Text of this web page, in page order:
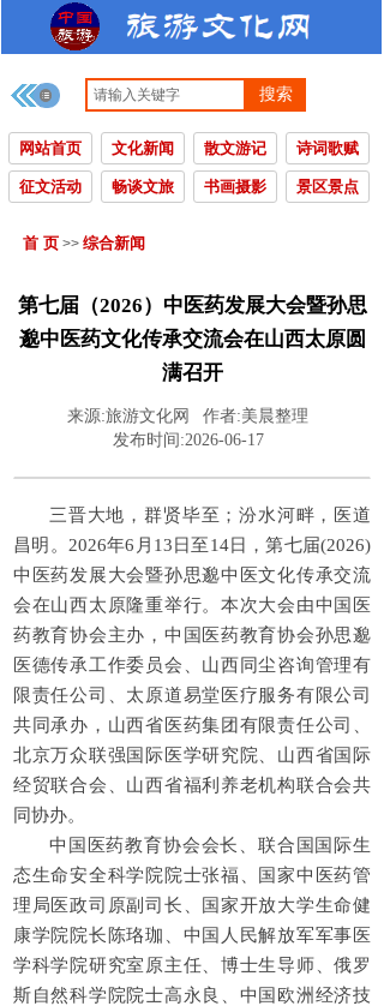
搜索
网站首页 文化新闻 散文游记 诗词歌赋
征文活动 畅谈文旅 书画摄影 景区景点
首 页 >> 综合新闻
第七届（2026）中医药发展大会暨孙思
邈中医药文化传承交流会在山西太原圆
满召开
来源:旅游文化网 作者:美晨整理
发布时间:2026-06-17
三晋大地，群贤毕至；汾水河畔，医道
昌明。2026年6月13日至14日，第七届(2026)
中医药发展大会暨孙思邈中医文化传承交流
会在山西太原隆重举行。本次大会由中国医
药教育协会主办，中国医药教育协会孙思邈
医德传承工作委员会、山西同尘咨询管理有
限责任公司、太原道易堂医疗服务有限公司
共同承办，山西省医药集团有限责任公司、
北京万众联强国际医学研究院、山西省国际
经贸联合会、山西省福利养老机构联合会共
同协办。
中国医药教育协会会长、联合国国际生
态生命安全科学院院士张福、国家中医药管
理局医政司原副司长、国家开放大学生命健
康学院院长陈珞珈、中国人民解放军军事医
学科学院研究室原主任、博士生导师、俄罗
斯自然科学院院士高永良、中国欧洲经济技